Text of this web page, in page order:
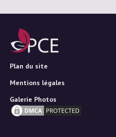
Plan du site
Mentions légales
Galerie Photos